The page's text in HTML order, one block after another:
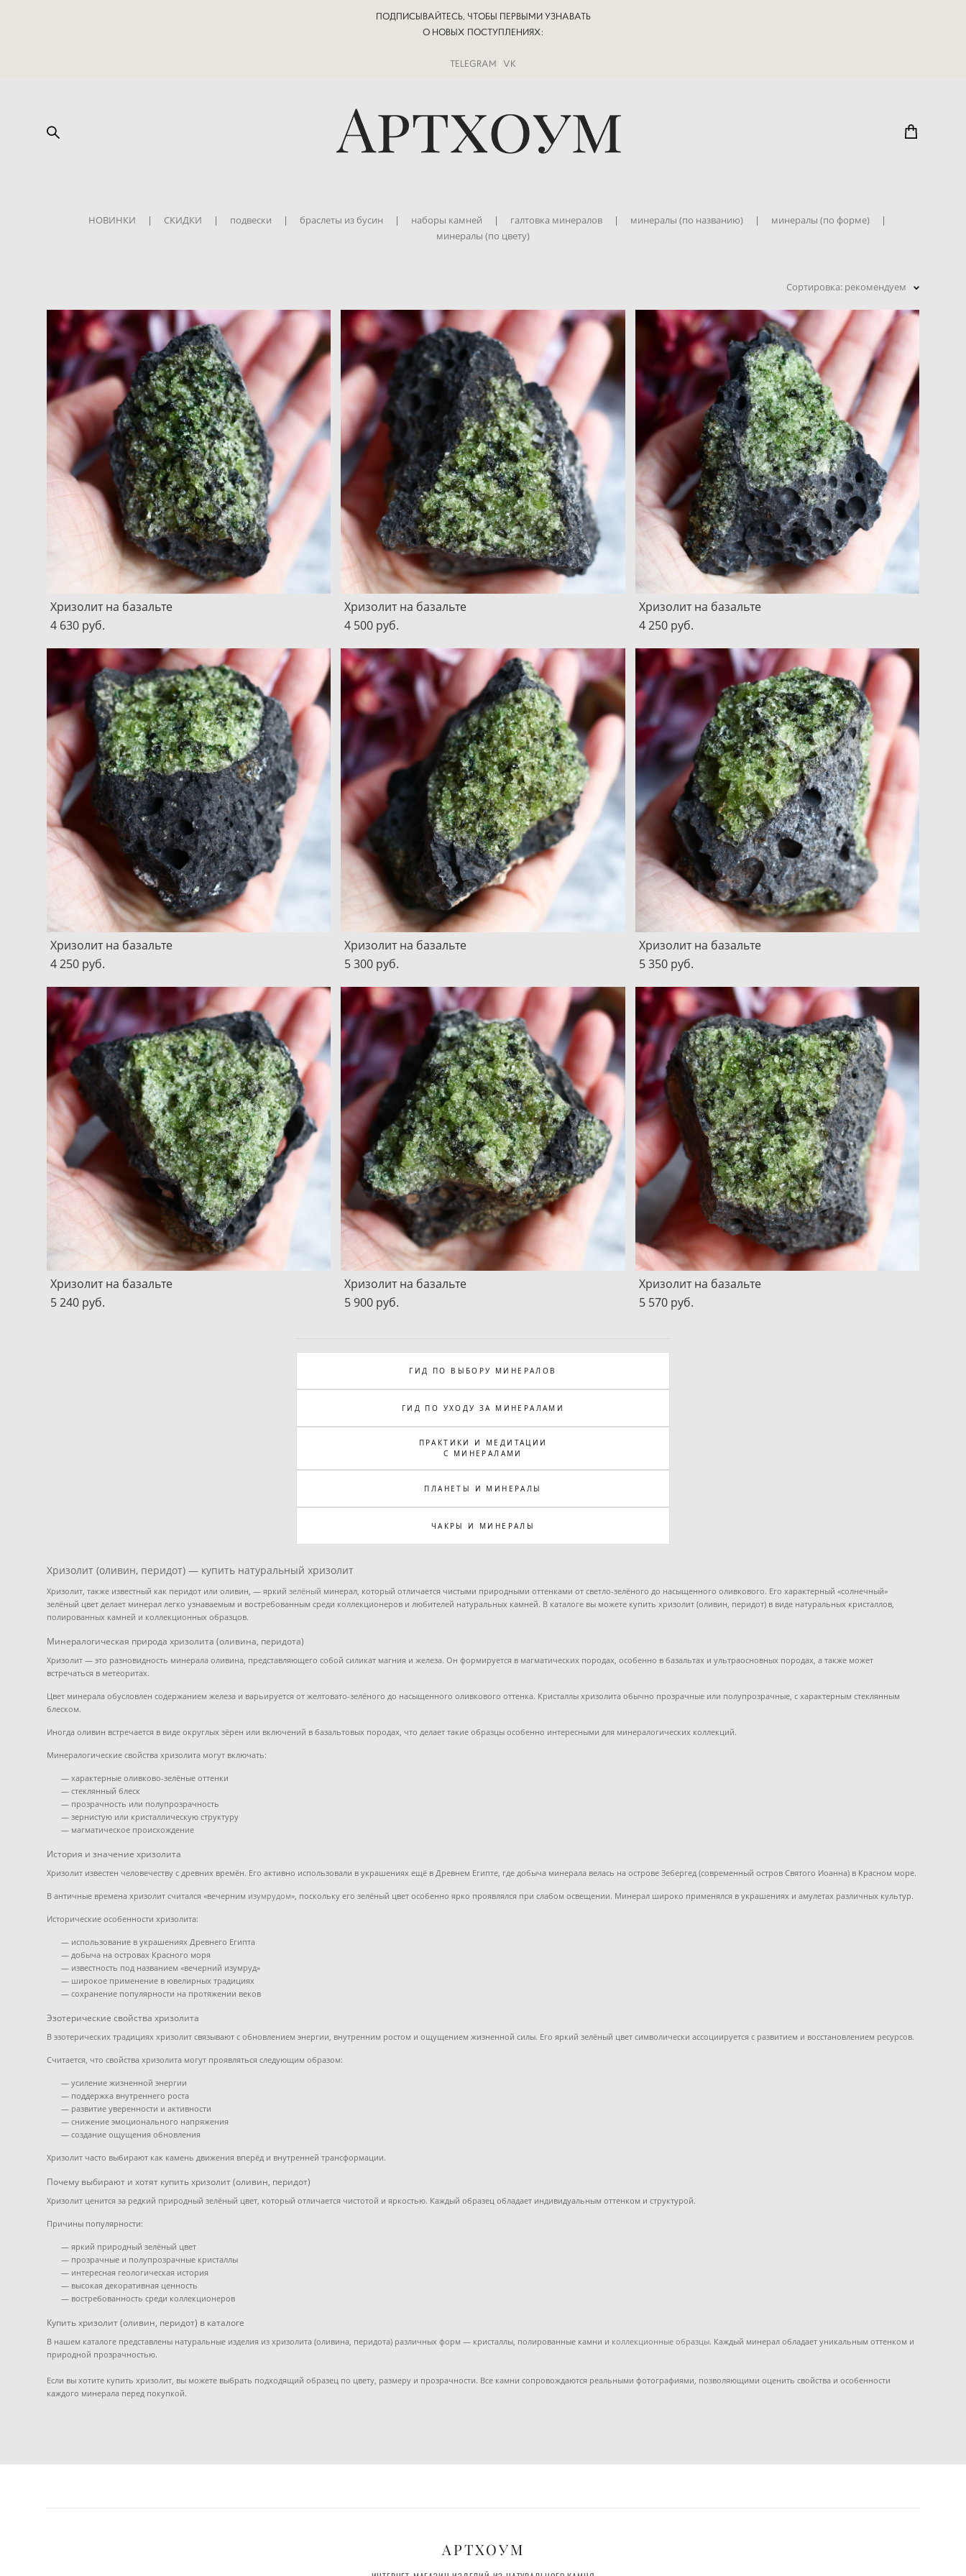
ПОДПИСЫВАЙТЕСЬ, ЧТОБЫ ПЕРВЫМИ УЗНАВАТЬ
О НОВЫХ ПОСТУПЛЕНИЯХ:
TELEGRAM | VK
НОВИНКИ | СКИДКИ | подвески | браслеты из бусин | наборы камней | галтовка минералов | минералы (по названию) | минералы (по форме)
|
минералы (по цвету)
Сортировка: рекомендуем
Хризолит на базальте
4 630 pуб.
Хризолит на базальте
4 500 pуб.
Хризолит на базальте
4 250 pуб.
Хризолит на базальте
4 250 pуб.
Хризолит на базальте
5 300 pуб.
Хризолит на базальте
5 350 pуб.
Хризолит на базальте
5 240 pуб.
Хризолит на базальте
5 900 pуб.
Хризолит на базальте
5 570 pуб.
ГИД ПО ВЫБОРУ МИНЕРАЛОВ
ГИД ПО УХОДУ ЗА МИНЕРАЛАМИ
ПРАКТИКИ И МЕДИТАЦИИ
С МИНЕРАЛАМИ
ПЛАНЕТЫ И МИНЕРАЛЫ
ЧАКРЫ И МИНЕРАЛЫ
Хризолит (оливин, перидот) — купить натуральный хризолит
Хризолит, также известный как перидот или оливин, — яркий зелёный минерал, который отличается чистыми природными оттенками от светло-зелёного до насыщенного оливкового. Его характерный «солнечный»
зелёный цвет делает минерал легко узнаваемым и востребованным среди коллекционеров и любителей натуральных камней. В каталоге вы можете купить хризолит (оливин, перидот) в виде натуральных кристаллов,
полированных камней и коллекционных образцов.
Минералогическая природа хризолита (оливина, перидота)
Хризолит — это разновидность минерала оливина, представляющего собой силикат магния и железа. Он формируется в магматических породах, особенно в базальтах и ультраосновных породах, а также может
встречаться в метеоритах.
Цвет минерала обусловлен содержанием железа и варьируется от желтовато-зелёного до насыщенного оливкового оттенка. Кристаллы хризолита обычно прозрачные или полупрозрачные, с характерным стеклянным
блеском.
Иногда оливин встречается в виде округлых зёрен или включений в базальтовых породах, что делает такие образцы особенно интересными для минералогических коллекций.
Минералогические свойства хризолита могут включать:
— характерные оливково-зелёные оттенки
— стеклянный блеск
— прозрачность или полупрозрачность
— зернистую или кристаллическую структуру
— магматическое происхождение
История и значение хризолита
Хризолит известен человечеству с древних времён. Его активно использовали в украшениях ещё в Древнем Египте, где добыча минерала велась на острове Зебергед (современный остров Святого Иоанна) в Красном море.
В античные времена хризолит считался «вечерним изумрудом», поскольку его зелёный цвет особенно ярко проявлялся при слабом освещении. Минерал широко применялся в украшениях и амулетах различных культур.
Исторические особенности хризолита:
— использование в украшениях Древнего Египта
— добыча на островах Красного моря
— известность под названием «вечерний изумруд»
— широкое применение в ювелирных традициях
— сохранение популярности на протяжении веков
Эзотерические свойства хризолита
В эзотерических традициях хризолит связывают с обновлением энергии, внутренним ростом и ощущением жизненной силы. Его яркий зелёный цвет символически ассоциируется с развитием и восстановлением ресурсов.
Считается, что свойства хризолита могут проявляться следующим образом:
— усиление жизненной энергии
— поддержка внутреннего роста
— развитие уверенности и активности
— снижение эмоционального напряжения
— создание ощущения обновления
Хризолит часто выбирают как камень движения вперёд и внутренней трансформации.
Почему выбирают и хотят купить хризолит (оливин, перидот)
Хризолит ценится за редкий природный зелёный цвет, который отличается чистотой и яркостью. Каждый образец обладает индивидуальным оттенком и структурой.
Причины популярности:
— яркий природный зелёный цвет
— прозрачные и полупрозрачные кристаллы
— интересная геологическая история
— высокая декоративная ценность
— востребованность среди коллекционеров
Купить хризолит (оливин, перидот) в каталоге
В нашем каталоге представлены натуральные изделия из хризолита (оливина, перидота) различных форм — кристаллы, полированные камни и коллекционные образцы. Каждый минерал обладает уникальным оттенком и
природной прозрачностью.
Если вы хотите купить хризолит, вы можете выбрать подходящий образец по цвету, размеру и прозрачности. Все камни сопровождаются реальными фотографиями, позволяющими оценить свойства и особенности
каждого минерала перед покупкой.
АРТХОУМ